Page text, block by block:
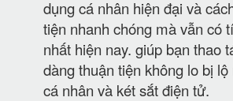
dụng cá nhân hiện đại và
tiện nhanh chóng mà vẫn có
nhất hiện nay. giúp bạn thao
dàng thuận tiện không lo bị
cá nhân và két sắt điện tử.